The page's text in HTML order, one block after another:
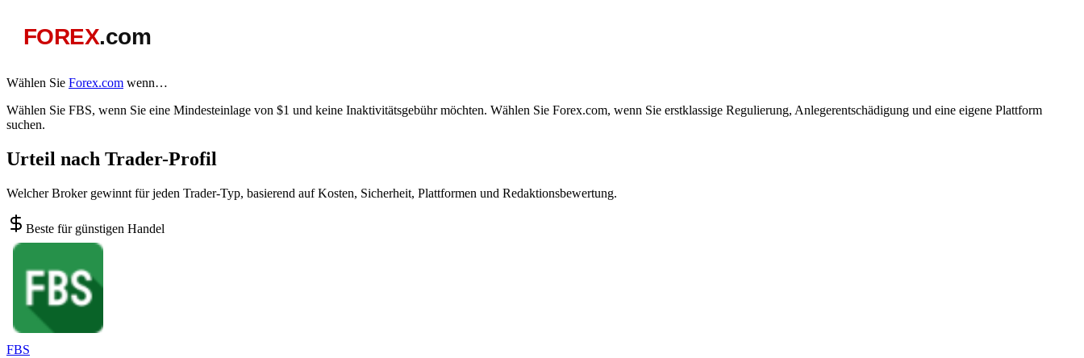
Wählen Sie Forex.com wenn…
Wählen Sie FBS, wenn Sie eine Mindesteinlage von $1 und keine Inaktivitätsgebühr möchten. Wählen Sie Forex.com, wenn Sie erstklassige Regulierung, Anlegerentschädigung und eine eigene Plattform
suchen.
Urteil nach Trader-Profil
Welcher Broker gewinnt für jeden Trader-Typ, basierend auf Kosten, Sicherheit, Plattformen und Redaktionsbewertung.
Beste für günstigen Handel
FBS